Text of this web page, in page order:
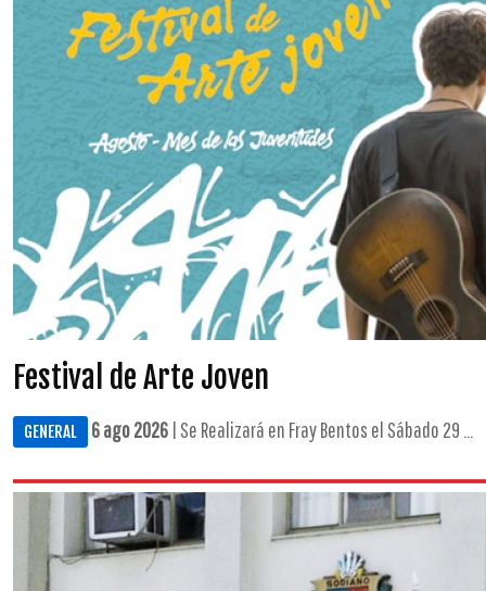
Festival de Arte Joven
GENERAL 6 ago 2026 | Se Realizará en Fray Bentos el Sábado 29 ...